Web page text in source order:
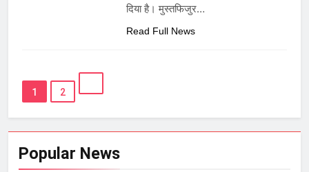
दिया है। मुस्तफिजुर…
Read Full News
1 2
Popular News